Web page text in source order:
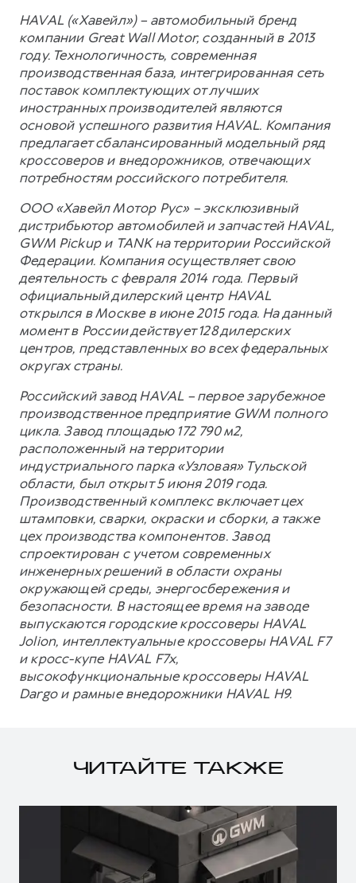
HAVAL («Хавейл») – автомобильный бренд
компании Great Wall Motor, созданный в 2013
году. Технологичность, современная
производственная база, интегрированная сеть
поставок комплектующих от лучших
иностранных производителей являются
основой успешного развития HAVAL. Компания
предлагает сбалансированный модельный ряд
кроссоверов и внедорожников, отвечающих
потребностям российского потребителя.
ООО «Хавейл Мотор Рус» – эксклюзивный
дистрибьютор автомобилей и запчастей HAVAL,
GWM Pickup и TANK на территории Российской
Федерации. Компания осуществляет свою
деятельность с февраля 2014 года. Первый
официальный дилерский центр HAVAL
открылся в Москве в июне 2015 года. На данный
момент в России действует 128 дилерских
центров, представленных во всех федеральных
округах страны.
Российский завод HAVAL – первое зарубежное
производственное предприятие GWM полного
цикла. Завод площадью 172 790 м2,
расположенный на территории
индустриального парка «Узловая» Тульской
области, был открыт 5 июня 2019 года.
Производственный комплекс включает цех
штамповки, сварки, окраски и сборки, а также
цех производства компонентов. Завод
спроектирован с учетом современных
инженерных решений в области охраны
окружающей среды, энергосбережения и
безопасности. В настоящее время на заводе
выпускаются городские кроссоверы HAVAL
Jolion, интеллектуальные кроссоверы HAVAL F7
и кросс-купе HAVAL F7x,
высокофункциональные кроссоверы HAVAL
Dargo и рамные внедорожники HAVAL H9.
ЧИТАЙТЕ ТАКЖЕ